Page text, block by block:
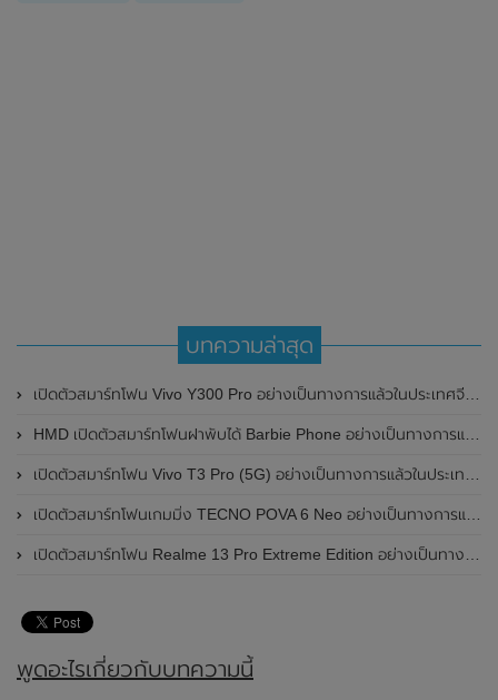
บทความล่าสุด
เปิดตัวสมาร์ทโฟน Vivo Y300 Pro อย่างเป็นทางการแล้วในประเทศจีน มาพร้อมดีไซน์พรีเมี่ยม ทนทาน และแบตเตอรี่สุดอึดขนาดใหญ่ 6,500mAh พร้อมรองรับการชาร์จไว 80W
HMD เปิดตัวสมาร์ทโฟนฝาพับได้ Barbie Phone อย่างเป็นทางการแล้ว มาพร้อมธีมสีชมพูสดใส
เปิดตัวสมาร์ทโฟน Vivo T3 Pro (5G) อย่างเป็นทางการแล้วในประเทศอินเดีย
เปิดตัวสมาร์ทโฟนเกมมิ่ง TECNO POVA 6 Neo อย่างเป็นทางการแล้วในประเทศไทย ในราคา 8,499 บาท
เปิดตัวสมาร์ทโฟน Realme 13 Pro Extreme Edition อย่างเป็นทางการแล้วในประเทศจีน
พูดอะไรเกี่ยวกับบทความนี้